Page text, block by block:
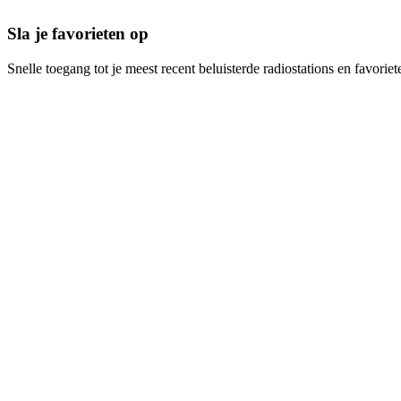
Sla je favorieten op
Snelle toegang tot je meest recent beluisterde radiostations en